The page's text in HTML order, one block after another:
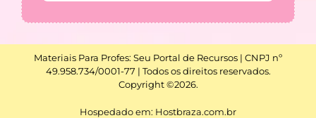
Materiais Para Profes: Seu Portal de Recursos | CNPJ nº
49.958.734/0001-77 | Todos os direitos reservados.
Copyright ©2026.
Hospedado em: Hostbraza.com.br